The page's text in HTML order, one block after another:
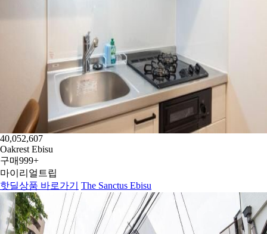
40,052,607
Oakrest Ebisu
구매999+
마이리얼트립
핫딜상품 바로가기
The Sanctus Ebisu